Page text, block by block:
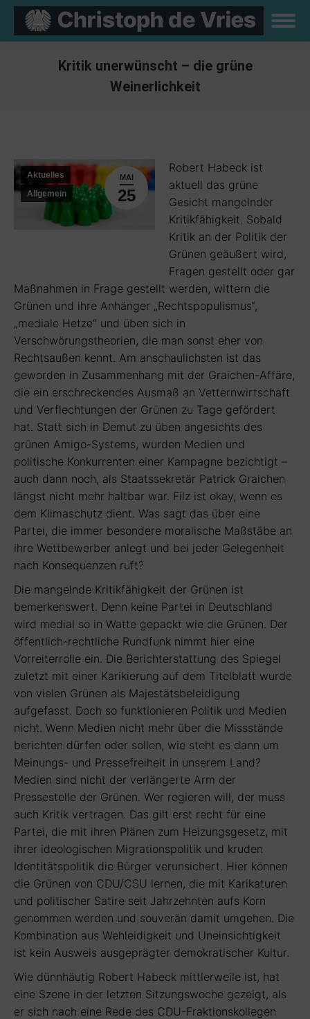
Kritik unerwünscht – die grüne
Weinerlichkeit
MAI
25
Aktuelles
Allgemein
Robert Habeck ist
aktuell das grüne
Gesicht mangelnder
Kritikfähigkeit. Sobald
Kritik an der Politik der
Grünen geäußert wird,
Fragen gestellt oder gar
Maßnahmen in Frage gestellt werden, wittern die
Grünen und ihre Anhänger „Rechtspopulismus“,
„mediale Hetze“ und üben sich in
Verschwörungstheorien, die man sonst eher von
Rechtsaußen kennt. Am anschaulichsten ist das
geworden in Zusammenhang mit der Graichen-Affäre,
die ein erschreckendes Ausmaß an Vetternwirtschaft
und Verflechtungen der Grünen zu Tage gefördert
hat. Statt sich in Demut zu üben angesichts des
grünen Amigo-Systems, wurden Medien und
politische Konkurrenten einer Kampagne bezichtigt –
auch dann noch, als Staatssekretär Patrick Graichen
längst nicht mehr haltbar war. Filz ist okay, wenn es
dem Klimaschutz dient. Was sagt das über eine
Partei, die immer besondere moralische Maßstäbe an
ihre Wettbewerber anlegt und bei jeder Gelegenheit
nach Konsequenzen ruft?
Die mangelnde Kritikfähigkeit der Grünen ist
bemerkenswert. Denn keine Partei in Deutschland
wird medial so in Watte gepackt wie die Grünen. Der
öffentlich-rechtliche Rundfunk nimmt hier eine
Vorreiterrolle ein. Die Berichterstattung des Spiegel
zuletzt mit einer Karikierung auf dem Titelblatt wurde
von vielen Grünen als Majestätsbeleidigung
aufgefasst. Doch so funktionieren Politik und Medien
nicht. Wenn Medien nicht mehr über die Missstände
berichten dürfen oder sollen, wie steht es dann um
Meinungs- und Pressefreiheit in unserem Land?
Medien sind nicht der verlängerte Arm der
Pressestelle der Grünen. Wer regieren will, der muss
auch Kritik vertragen. Das gilt erst recht für eine
Partei, die mit ihren Plänen zum Heizungsgesetz, mit
ihrer ideologischen Migrationspolitik und kruden
Identitätspolitik die Bürger verunsichert. Hier können
die Grünen von CDU/CSU lernen, die mit Karikaturen
und politischer Satire seit Jahrzehnten aufs Korn
genommen werden und souverän damit umgehen. Die
Kombination aus Wehleidigkeit und Uneinsichtigkeit
ist kein Ausweis ausgeprägter demokratischer Kultur.
Wie dünnhäutig Robert Habeck mittlerweile ist, hat
eine Szene in der letzten Sitzungswoche gezeigt, als
er sich nach eine Rede des CDU-Fraktionskollegen